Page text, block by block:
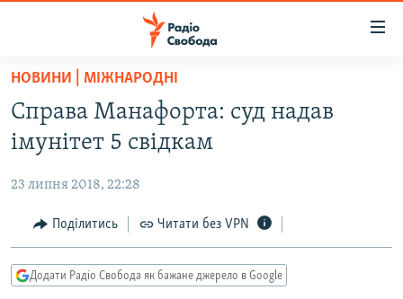
Перейти
основного
матеріалу
Перейти
до
навігації
Перейти
до
РАДІО СВОБОДА – 70 РОКІВ
ВСЕ ЗА ДОБУ
СТАТТІ
ПОЛІТИКА
ЕКОНОМІКА
КУЛЬТУРА
ВІЙНА
РОСІЙСЬКА «ФІЛЬТРАЦІЯ»
КРИМ.РЕАЛІЇ
НОВИНИ | МІЖНАРОДНІ
Справа Манафорта: суд надав
імунітет 5 свідкам
23 липня 2018, 22:28
Поділитись Читати без VPN
Додати Радіо Свобода як бажане джерело в Google